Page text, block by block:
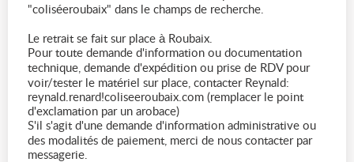
"coliséeroubaix" dans le champs de recherche.
Le retrait se fait sur place à Roubaix.
Pour toute demande d'information ou documentation
technique, demande d'expédition ou prise de RDV pour
voir/tester le matériel sur place, contacter Reynald:
reynald.renard!coliseeroubaix.com (remplacer le point
d'exclamation par un arobace)
S'il s'agit d'une demande d'information administrative ou
des modalités de paiement, merci de nous contacter par
messagerie.